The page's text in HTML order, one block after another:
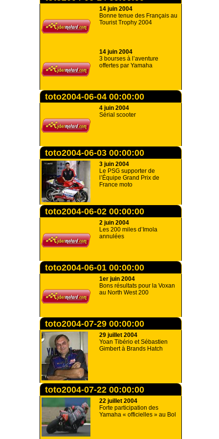
14 juin 2004
Bonne tenue des Français au
Tourist Trophy 2004
14 juin 2004
3 bourses à l’aventure
offertes par Yamaha
toto2004-06-04 00:00:00
4 juin 2004
Sérial scooter
toto2004-06-03 00:00:00
3 juin 2004
Le PSG supporter de
l’Équipe Grand Prix de
France moto
toto2004-06-02 00:00:00
2 juin 2004
Les 200 miles d’Imola
annulées
toto2004-06-01 00:00:00
1er juin 2004
Bons résultats pour la Voxan
au North West 200
toto2004-07-29 00:00:00
29 juillet 2004
Yoan Tibério et Sébastien
Gimbert à Brands Hatch
toto2004-07-22 00:00:00
22 juillet 2004
Forte participation des
Yamaha « officielles » au Bol